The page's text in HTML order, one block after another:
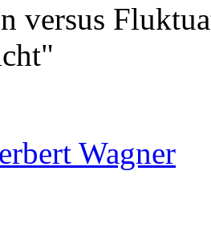
versus
Wagner